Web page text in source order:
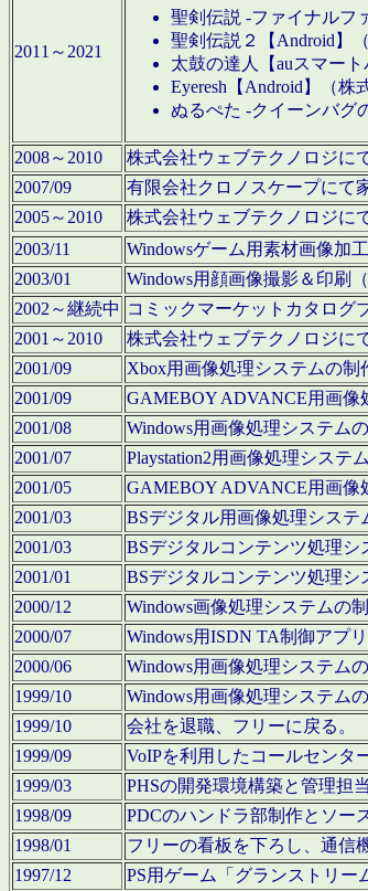
2011～2021
聖剣伝説 -ファイナルフ
聖剣伝説２【Android】
太鼓の達人【auスマー
Eyeresh【Android】（株
ぬるぺた -クイーンバグ
2008～2010
株式会社ウェブテクノロジに
2007/09
有限会社クロノスケープにて
2005～2010
株式会社ウェブテクノロジに
2003/11
Windowsゲーム用素材画像加工
2003/01
Windows用顔画像撮影＆印刷
2002～継続中 コミックマーケットカタログ
2001～2010
株式会社ウェブテクノロジに
2001/09
Xbox用画像処理システムの制
2001/09
GAMEBOY ADVANCE用画像
2001/08
Windows用画像処理システム
2001/07
Playstation2用画像処理システ
2001/05
GAMEBOY ADVANCE用画像
2001/03
BSデジタル用画像処理システ
2001/03
BSデジタルコンテンツ処理シ
2001/01
BSデジタルコンテンツ処理シ
2000/12
Windows画像処理システムの
2000/07
Windows用ISDN TA制御アプ
2000/06
Windows用画像処理システム
1999/10
Windows用画像処理システム
1999/10
会社を退職、フリーに戻る。
1999/09
VoIPを利用したコールセンタ
1999/03
PHSの開発環境構築と管理担当
1998/09
PDCのハンドラ部制作とソー
1998/01
フリーの看板を下ろし、通信
1997/12
PS用ゲーム「グランストリー